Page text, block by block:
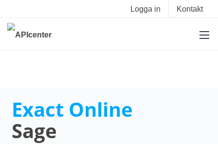
Logga in Kontakt
Exact Online
Sage